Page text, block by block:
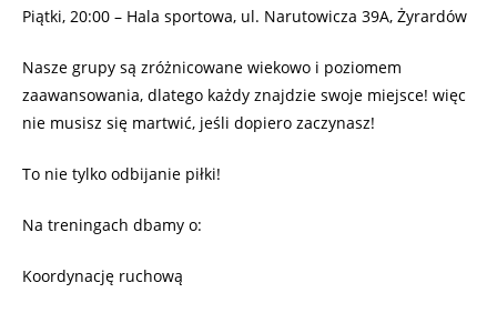
Piątki, 20:00 – Hala sportowa, ul. Narutowicza 39A, Żyrardów
Nasze grupy są zróżnicowane wiekowo i poziomem
zaawansowania, dlatego każdy znajdzie swoje miejsce! więc
nie musisz się martwić, jeśli dopiero zaczynasz!
To nie tylko odbijanie piłki!
Na treningach dbamy o:
Koordynację ruchową